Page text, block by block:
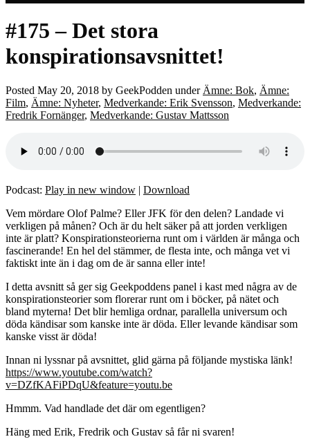
#175 – Det stora
konspirationsavsnittet!
Posted May 20, 2018 by GeekPodden under Ämne: Bok, Ämne:
Film, Ämne: Nyheter, Medverkande: Erik Svensson, Medverkande:
Fredrik Fornänger, Medverkande: Gustav Mattsson
Podcast: Play in new window | Download
Vem mördare Olof Palme? Eller JFK för den delen? Landade vi
verkligen på månen? Och är du helt säker på att jorden verkligen
inte är platt? Konspirationsteorierna runt om i världen är många och
fascinerande! En hel del stämmer, de flesta inte, och många vet vi
faktiskt inte än i dag om de är sanna eller inte!
I detta avsnitt så ger sig Geekpoddens panel i kast med några av de
konspirationsteorier som florerar runt om i böcker, på nätet och
bland myterna! Det blir hemliga ordnar, parallella universum och
döda kändisar som kanske inte är döda. Eller levande kändisar som
kanske visst är döda!
Innan ni lyssnar på avsnittet, glid gärna på följande mystiska länk!
https://www.youtube.com/watch?
v=DZfKAFiPDqU&feature=youtu.be
Hmmm. Vad handlade det där om egentligen?
Häng med Erik, Fredrik och Gustav så får ni svaren!